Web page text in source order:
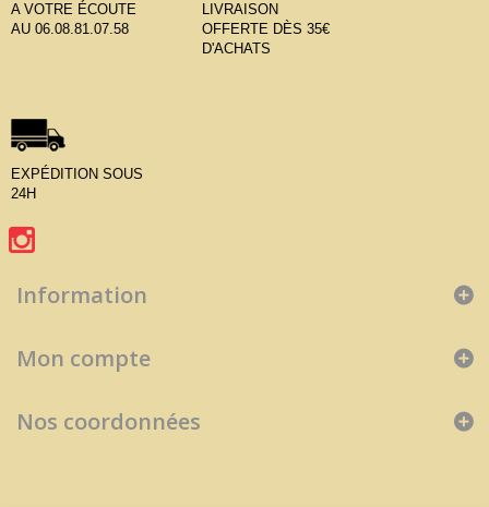
A VOTRE ÉCOUTE
AU 06.08.81.07.58
LIVRAISON
OFFERTE DÈS 35€
D'ACHATS
EXPÉDITION SOUS
24H
Information
Mon compte
Nos coordonnées